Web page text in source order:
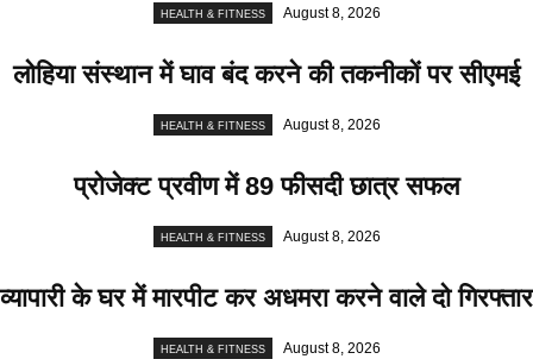
HEALTH & FITNESS August 8, 2026
लोहिया संस्थान में घाव बंद करने की तकनीकों पर सीएमई
HEALTH & FITNESS August 8, 2026
प्रोजेक्ट प्रवीण में 89 फीसदी छात्र सफल
HEALTH & FITNESS August 8, 2026
व्यापारी के घर में मारपीट कर अधमरा करने वाले दो गिरफ्तार
HEALTH & FITNESS August 8, 2026